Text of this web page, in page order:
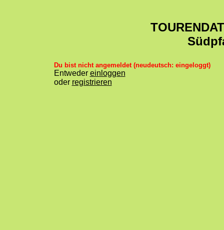
Du bist nicht angemeldet (neudeutsch: eingeloggt)
Entweder einloggen
oder registrieren